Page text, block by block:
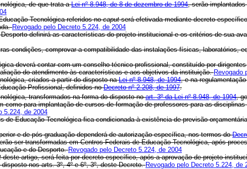
de que trata aLei nº 8.948, de 8 de dezembro de 1994, serão
Tecnológica referidos nocaputserá efetivada mediante decreto
Revogado pelo Decreto 5.224, de 2004
definirá as características do projeto institucional e os critérios de sua
comprovar a compatibilidade das instalações físicas, laboratórios,
deverá contar com um conselho técnico profissional, constituído por dirigentes
do atendimento às características e aos objetivos da instituição.Revogado
criados a partir do disposto naLei nº 8.948, de 1994, e na
Profissional, definidos noDecreto nº 2.208, de 1997.
transformados na forma do disposto noart. 3º da Lei nº 8.948, de 1994,
como para implantação de cursos de formação de professores para as
5.224, de 2004
Educação Tecnológica fica condicionada à existência de previsão
e de pós-graduação dependerá de autorização específica, nos termos do
transformadas em Centros Federais de Educação Tecnológica, após
e do Desporto.Revogado pelo Decreto 5.224, de 2004
deste artigo, será feita por decreto específico, após a aprovação de projeto
nos arts. 3º, 4º e 6º, 3º, deste Decreto.Revogado pelo Decreto 5.224, de